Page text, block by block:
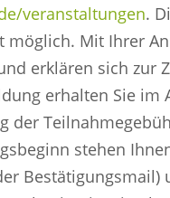
veranstaltungen.
möglich. Mit Ihrer
erklären sich zur
erhalten Sie im
der
stehen